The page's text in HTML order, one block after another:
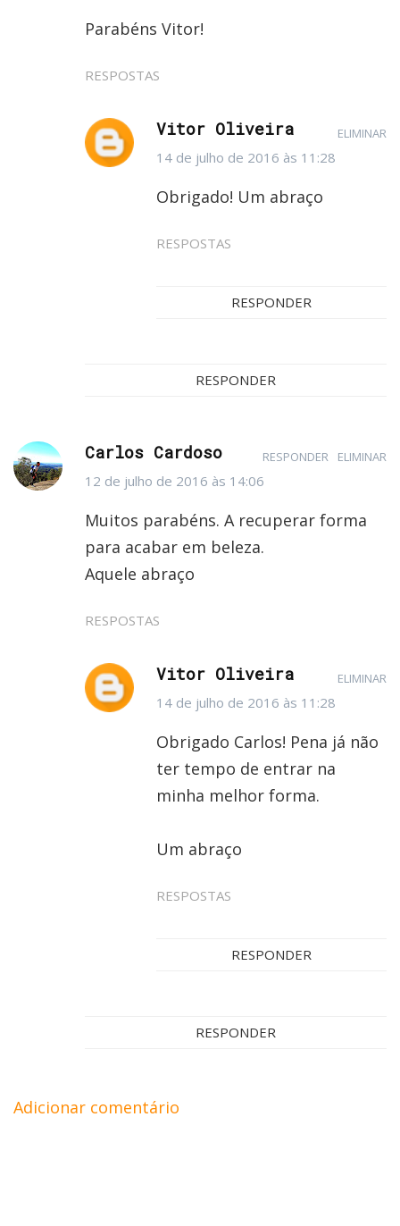
Parabéns Vitor!
RESPOSTAS
Vitor Oliveira
14 de julho de 2016 às 11:28
Obrigado! Um abraço
ELIMINAR
RESPOSTAS
RESPONDER
RESPONDER
Carlos Cardoso
12 de julho de 2016 às 14:06
Muitos parabéns. A recuperar forma
para acabar em beleza.
Aquele abraço
RESPONDER ELIMINAR
RESPOSTAS
Vitor Oliveira
14 de julho de 2016 às 11:28
Obrigado Carlos! Pena já não
ter tempo de entrar na
minha melhor forma.
Um abraço
ELIMINAR
RESPOSTAS
RESPONDER
RESPONDER
Adicionar comentário